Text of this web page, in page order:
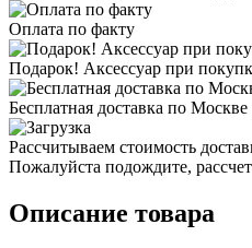
Оплата по факту
Подарок! Аксессуар при
Бесплатная доставка по Москве
Рассчитываем стоимость
Пожалуйста подождите,
Описание товара